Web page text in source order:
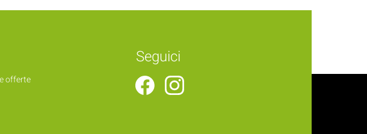
offerte
Seguici